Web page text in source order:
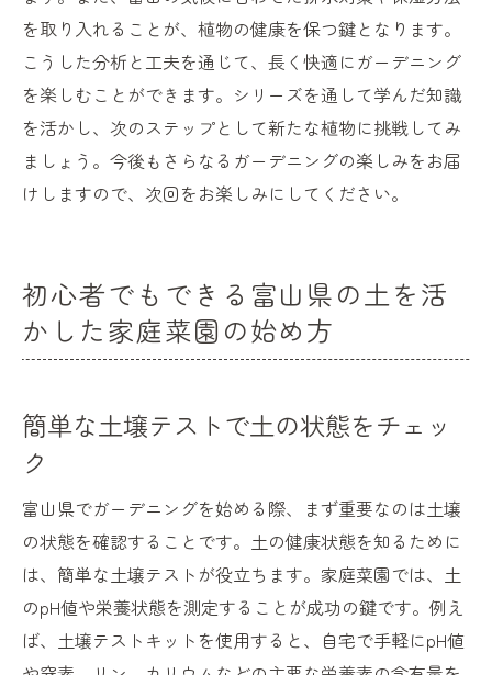
を取り入れることが、植物の健康を保つ鍵となります。
こうした分析と工夫を通じて、長く快適にガーデニング
を楽しむことができます。シリーズを通して学んだ知識
を活かし、次のステップとして新たな植物に挑戦してみ
ましょう。今後もさらなるガーデニングの楽しみをお届
けしますので、次回をお楽しみにしてください。
初心者でもできる富山県の土を活
かした家庭菜園の始め方
簡単な土壌テストで土の状態をチェッ
ク
富山県でガーデニングを始める際、まず重要なのは土壌
の状態を確認することです。土の健康状態を知るために
は、簡単な土壌テストが役立ちます。家庭菜園では、土
のpH値や栄養状態を測定することが成功の鍵です。例え
ば、土壌テストキットを使用すると、自宅で手軽にpH値